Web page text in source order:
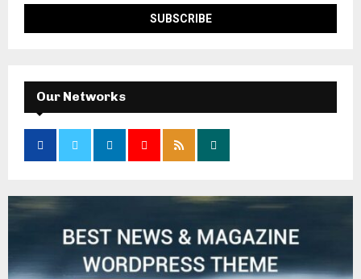
Our Networks